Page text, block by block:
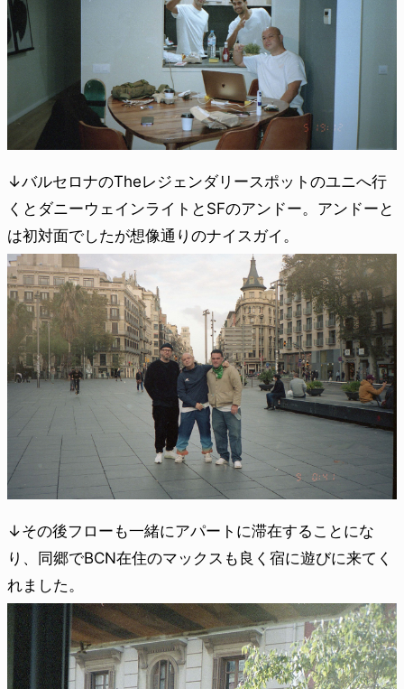
↓バルセロナのTheレジェンダリースポットのユニへ行
くとダニーウェインライトとSFのアンドー。アンドーと
は初対面でしたが想像通りのナイスガイ。
↓その後フローも一緒にアパートに滞在することにな
り、同郷でBCN在住のマックスも良く宿に遊びに来てく
れました。